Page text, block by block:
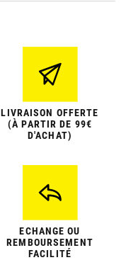
LIVRAISON OFFERTE
(À PARTIR DE 99€
D'ACHAT)
ECHANGE OU
REMBOURSEMENT
FACILITÉ